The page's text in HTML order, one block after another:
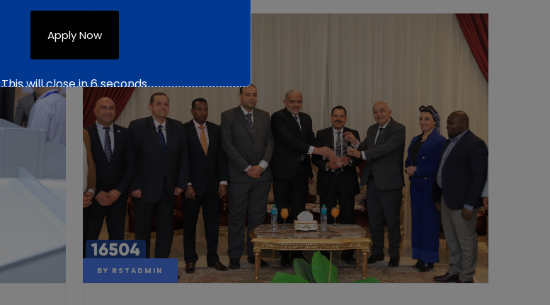
BY RSTADMIN
Apply Now
This will close in4seconds